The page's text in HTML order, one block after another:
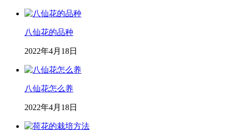
八仙花的品种
2022年4月18日
八仙花怎么养
2022年4月18日